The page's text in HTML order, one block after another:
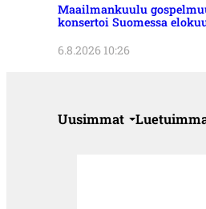
Maailmankuulu
konsertoi Suomessa
6.8.2026 10:26
Uusimmat